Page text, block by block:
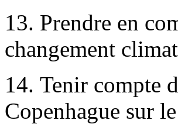
13. Prendre en
changement
14. Tenir compte
Copenhague sur